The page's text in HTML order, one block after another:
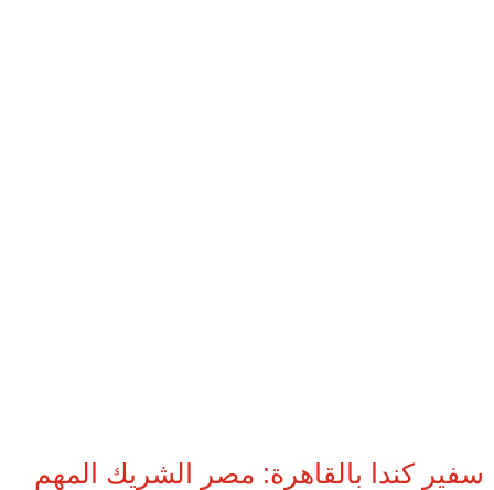
سفير كندا بالقاهرة: مصر الشريك المهم